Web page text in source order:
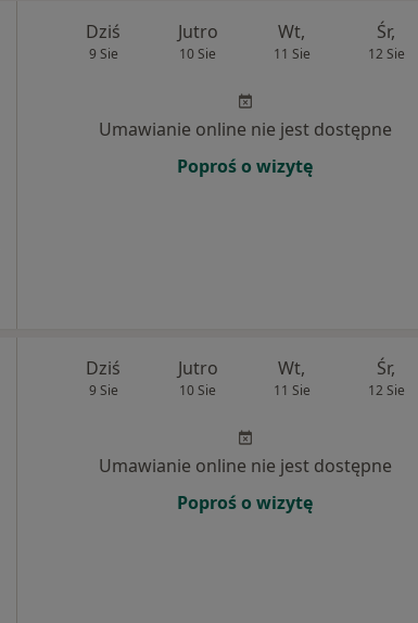
Dziś
9 Sie
Jutro
10 Sie
Wt,
11 Sie
Śr,
12 Sie
Umawianie online nie jest dostępne
Poproś o wizytę
Dziś
9 Sie
Jutro
10 Sie
Wt,
11 Sie
Śr,
12 Sie
Umawianie online nie jest dostępne
Poproś o wizytę